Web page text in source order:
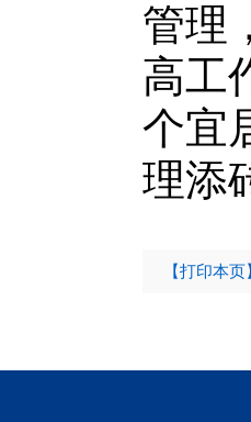
管理
高工
个宜
理添
【打印本页